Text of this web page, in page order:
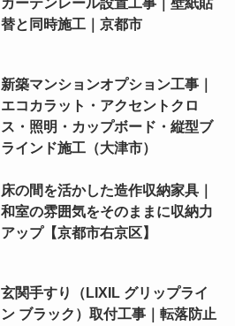
替と同時施工｜京都市
新築マンションオプション工事｜
エコカラット・アクセントクロ
ス・照明・カップボード・縦型ブ
ラインド施工（大津市）
床の間を活かした造作収納家具｜
和室の雰囲気をそのままに収納力
アップ【京都市右京区】
玄関手すり（LIXIL グリップライ
ン ブラック）取付工事｜転落防止